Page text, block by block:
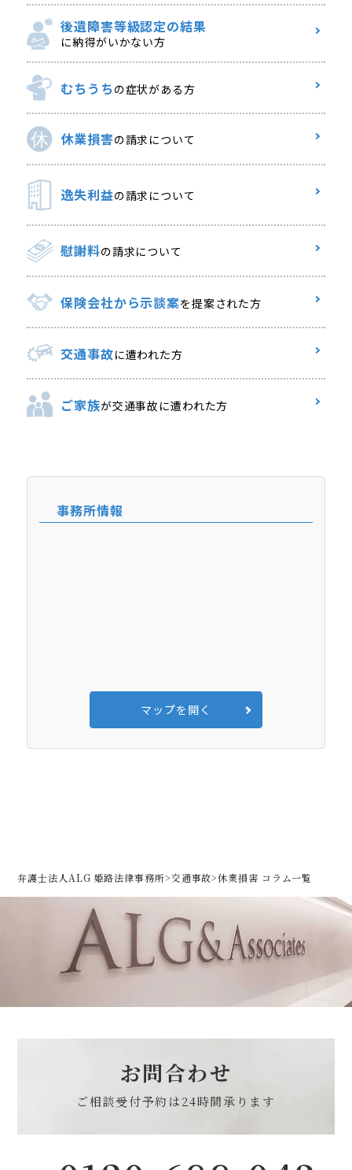
後遺障害等級認定の結果
に納得がいかない方
むちうちの症状がある方
休業損害の請求について
逸失利益の請求について
慰謝料の請求について
保険会社から示談案を提案された方
交通事故に遭われた方
ご家族が交通事故に遭われた方
事務所情報
マップを開く
弁護士法人ALG 姫路法律事務所>交通事故>休業損害 コラム一覧
お問合わせ
ご相談受付予約は24時間承ります